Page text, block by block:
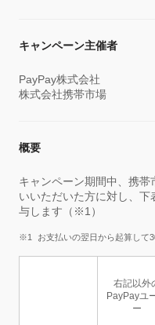
キャンペーン主催者
PayPay株式会社
株式会社携帯市場
概要
キャンペーン期間中、携
いいただいた方に対し、
与します（※1）
お支払いの翌日から起算して
右記以外
PayPayユ
ー